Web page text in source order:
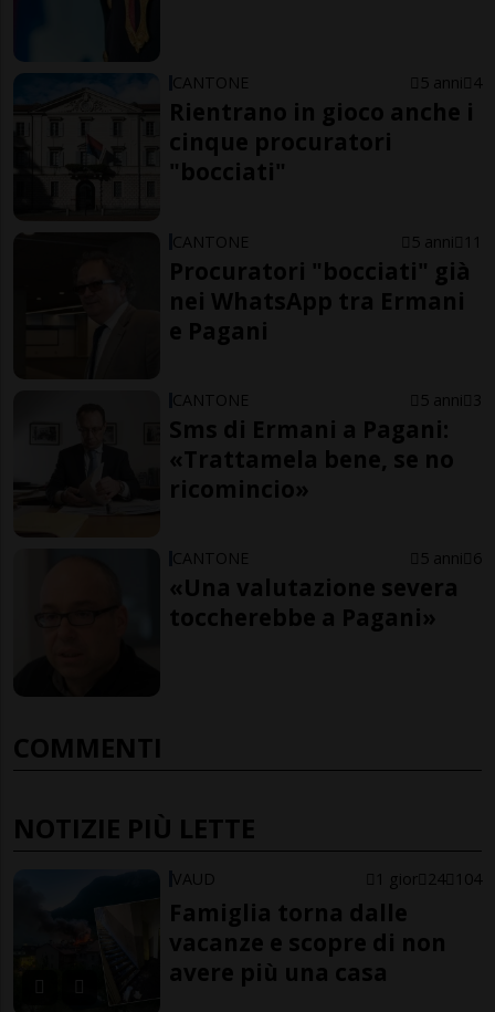
CANTONE 5 anni 4
Rientrano in gioco anche i
cinque procuratori
"bocciati"
CANTONE 5 anni 11
Procuratori "bocciati" già
nei WhatsApp tra Ermani
e Pagani
CANTONE 5 anni 3
Sms di Ermani a Pagani:
«Trattamela bene, se no
ricomincio»
CANTONE 5 anni 6
«Una valutazione severa
toccherebbe a Pagani»
COMMENTI
NOTIZIE PIÙ LETTE
VAUD 1 gior 24 104
Famiglia torna dalle
vacanze e scopre di non
avere più una casa